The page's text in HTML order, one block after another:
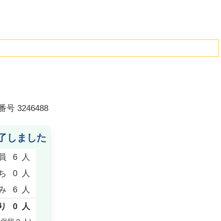
号 3246488
しました
6
人
0
人
6
人
0 人